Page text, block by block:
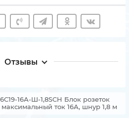
Отзывы
16А-Ш-1,8SCH Блок розеток
максимальный ток 16А, шнур 1,8 м